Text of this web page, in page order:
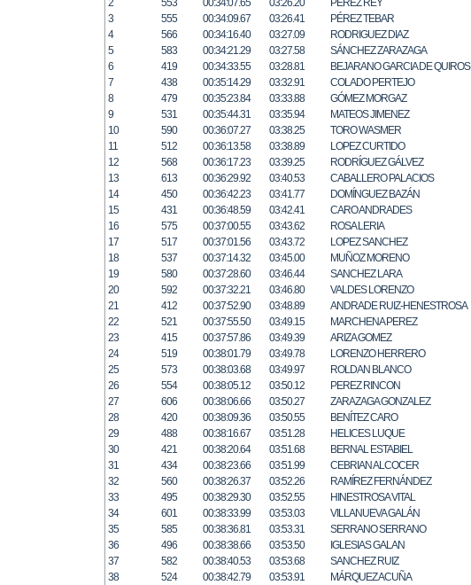
2
553 00:34:07.65 03:26.20 PEREZ REY
3
555 00:34:09.67 03:26.41 PÉREZ TEBAR
4
566 00:34:16.40 03:27.09 RODRIGUEZ DIAZ
5
583 00:34:21.29 03:27.58 SÁNCHEZ ZARAZAGA
6
419 00:34:33.55 03:28.81 BEJARANO GARCIA DE QUIROS
7
438 00:35:14.29 03:32.91 COLADO PERTEJO
8
479 00:35:23.84 03:33.88 GÓMEZ MORGAZ
9
531 00:35:44.31 03:35.94 MATEOS JIMENEZ
10
590 00:36:07.27 03:38.25 TORO WASMER
11
512 00:36:13.58 03:38.89 LOPEZ CURTIDO
12
568 00:36:17.23 03:39.25 RODRÍGUEZ GÁLVEZ
13
613 00:36:29.92 03:40.53 CABALLERO PALACIOS
14
450 00:36:42.23 03:41.77 DOMÍNGUEZ BAZÁN
15
431 00:36:48.59 03:42.41 CARO ANDRADES
16
575 00:37:00.55 03:43.62 ROSA LERIA
17
517 00:37:01.56 03:43.72 LOPEZ SANCHEZ
18
537 00:37:14.32 03:45.00 MUÑOZ MORENO
19
580 00:37:28.60 03:46.44 SANCHEZ LARA
20
592 00:37:32.21 03:46.80 VALDES LORENZO
21
412 00:37:52.90 03:48.89 ANDRADE RUIZ-HENESTROSA
22
521 00:37:55.50 03:49.15 MARCHENA PEREZ
23
415 00:37:57.86 03:49.39 ARIZA GOMEZ
24
519 00:38:01.79 03:49.78 LORENZO HERRERO
25
573 00:38:03.68 03:49.97 ROLDAN BLANCO
26
554 00:38:05.12 03:50.12 PEREZ RINCON
27
606 00:38:06.66 03:50.27 ZARAZAGA GONZALEZ
28
420 00:38:09.36 03:50.55 BENÍTEZ CARO
29
488 00:38:16.67 03:51.28 HELICES LUQUE
30
421 00:38:20.64 03:51.68 BERNAL ESTABIEL
31
434 00:38:23.66 03:51.99 CEBRIAN ALCOCER
32
560 00:38:26.37 03:52.26 RAMÍREZ FERNÁNDEZ
33
495 00:38:29.30 03:52.55 HINESTROSA VITAL
34
601 00:38:33.99 03:53.03 VILLANUEVA GALÁN
35
585 00:38:36.81 03:53.31 SERRANO SERRANO
36
496 00:38:38.66 03:53.50 IGLESIAS GALAN
37
582 00:38:40.53 03:53.68 SANCHEZ RUIZ
38
524 00:38:42.79 03:53.91 MÁRQUEZ ACUÑA